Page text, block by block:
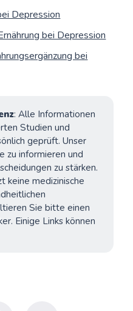
Depression
bei Depression
bei
: Alle Informationen
Studien und
geprüft. Unser
zu informieren und
zu stärken.
keine medizinische
Sie bitte einen
Einige Links können